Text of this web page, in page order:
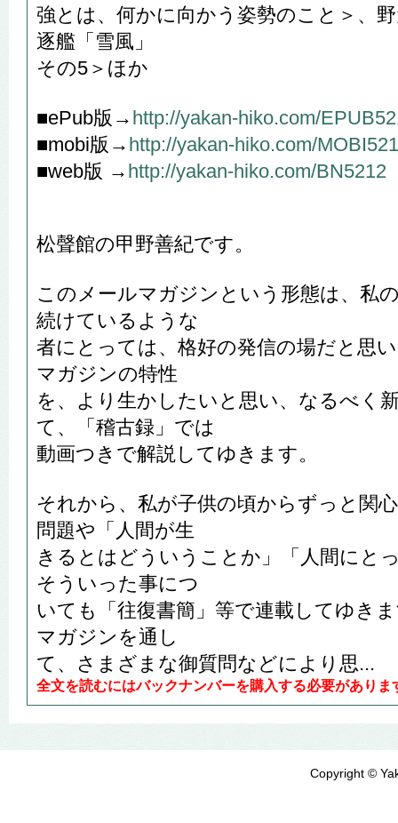
強とは、何かに向かう姿勢のこと＞、
逐艦「雪風」
その5＞ほか
■ePub版→ http://yakan-hiko.com/
■mobi版→ http://yakan-hiko.com/
■web版 → http://yakan-hiko.com/BN5212
松聲館の甲野善紀です。
このメールマガジンという形態は、私
続けているような
者にとっては、格好の発信の場だと思
マガジンの特性
を、より生かしたいと思い、なるべく
て、「稽古録」では
動画つきで解説してゆきます。
それから、私が子供の頃からずっと関
問題や「人間が生
きるとはどういうことか」「人間にと
そういった事につ
いても「往復書簡」等で連載してゆき
マガジンを通し
て、さまざまな御質問などにより思...
全文を読むにはバックナンバーを購入する必要がありま
Copyright ©